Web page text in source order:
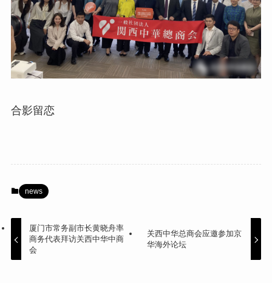
合影留恋
news
厦门市常务副市长黄晓舟率
商务代表拜访关西中华中商
会
关西中华总商会应邀参加京
华海外论坛